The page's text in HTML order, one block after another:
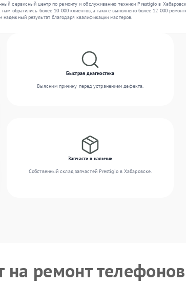
сервисный центр по ремонту и обслуживанию техники Prestigio в
нам обратились более 10 000 клиентов, а также выполнено более 12 000
надежный результат благодаря квалификации мастеров.
Быстрая диагностика
Выясним причину перед устранением дефекта.
Запчасти в наличии
Собственный склад запчастей Prestigio в Хабаровске.
на ремонт